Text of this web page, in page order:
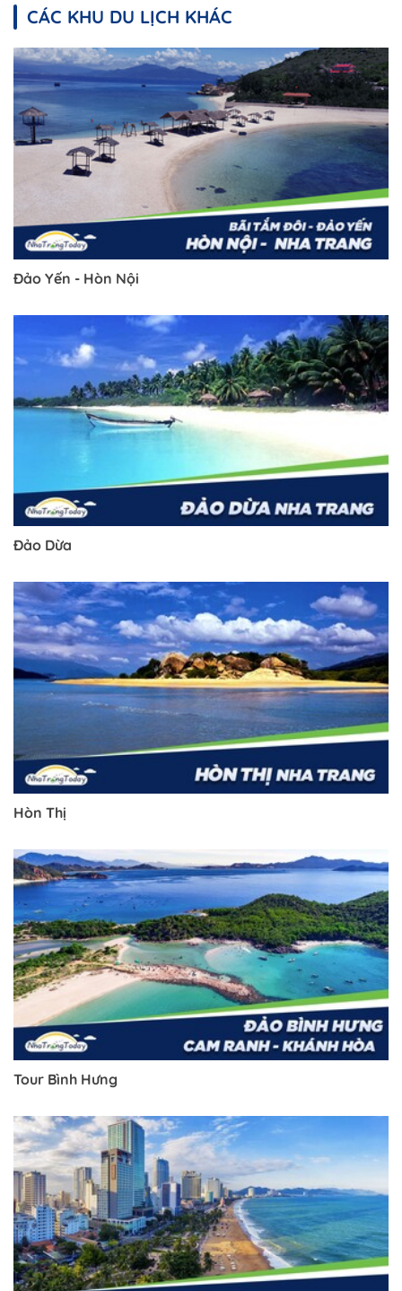
Trở về trang trước đó
CÁC KHU DU LỊCH KHÁC
Đảo Yến - Hòn Nội
Đảo Dừa
Hòn Thị
Tour Bình Hưng